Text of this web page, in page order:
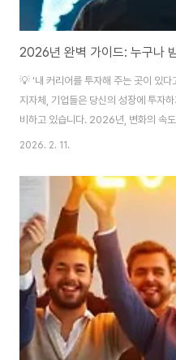
💡 '내 커리어를 투자해 주는 곳이 있
지자체, 기업들은 당신의 성장에 투자
비하고 있습니다. 2026년, 변화의 속
것은 선택이 아닌 필수가 되었습니다.
서는 2026년 현재 적용되는 가장 유용
구보다 쉽고 명확하게 신청하는 방법
의 미래를 위한 투자가 시작됩니다. 🏛️
일배움카드' 완벽 활용법 🔑 핵심 키
2026. 2. 11.